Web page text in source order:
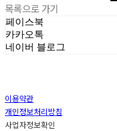
목록으로 가기
페이스북
카카오톡
네이버 블로그
이용약관
개인정보처리방침
사업자정보확인